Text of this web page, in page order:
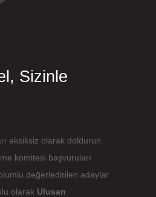
Sizinle
eksiksiz olarak doldurun.
komitesi başvuruları
değerledirilen adaylar
olarak Ulusan